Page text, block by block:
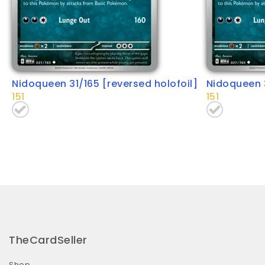
Nidoqueen 31/165 [reversed holofoil]
151
Nidoqueen
151
TheCardSeller